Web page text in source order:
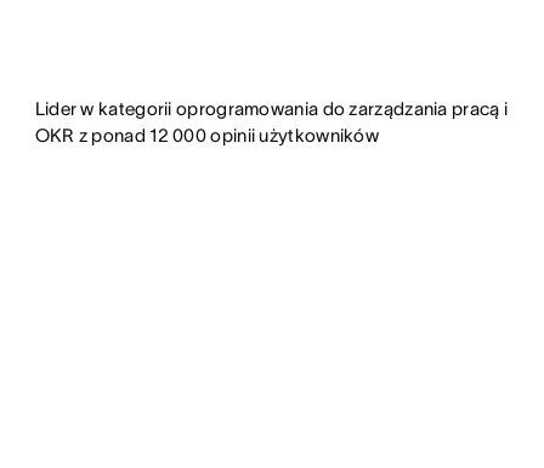
Lider w kategorii oprogramowania do zarządzania pracą i
OKR z ponad 12 000 opinii użytkowników